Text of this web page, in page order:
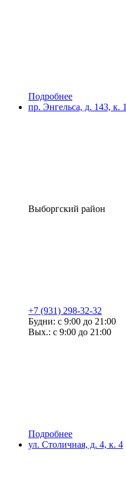
Подробнее
пр. Энгельса, д. 143, к. 1
Выборгский район
+7 (931) 298-32-32
Будни: с 9:00 до 21:00
Вых.: с 9:00 до 21:00
Подробнее
ул. Столичная, д. 4, к. 4